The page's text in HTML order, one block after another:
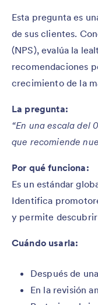
Esta pregunta es
de sus clientes.
(NPS), evalúa la
recomendaciones
crecimiento de la
La pregunta:
“En una escala del
que recomiende
Por qué funciona:
Es un estándar
Identifica
y permite descubrir
Cuándo usarla:
Después de
En la revisión